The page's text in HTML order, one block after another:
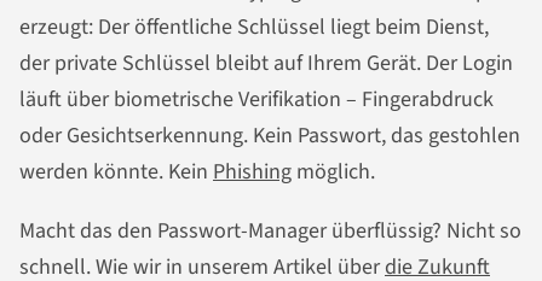
erzeugt: Der öffentliche Schlüssel liegt beim Dienst,
der private Schlüssel bleibt auf Ihrem Gerät. Der Login
läuft über biometrische Verifikation – Fingerabdruck
oder Gesichtserkennung. Kein Passwort, das gestohlen
werden könnte. Kein Phishing möglich.
Macht das den Passwort-Manager überflüssig? Nicht so
schnell. Wie wir in unserem Artikel überdie Zukunft